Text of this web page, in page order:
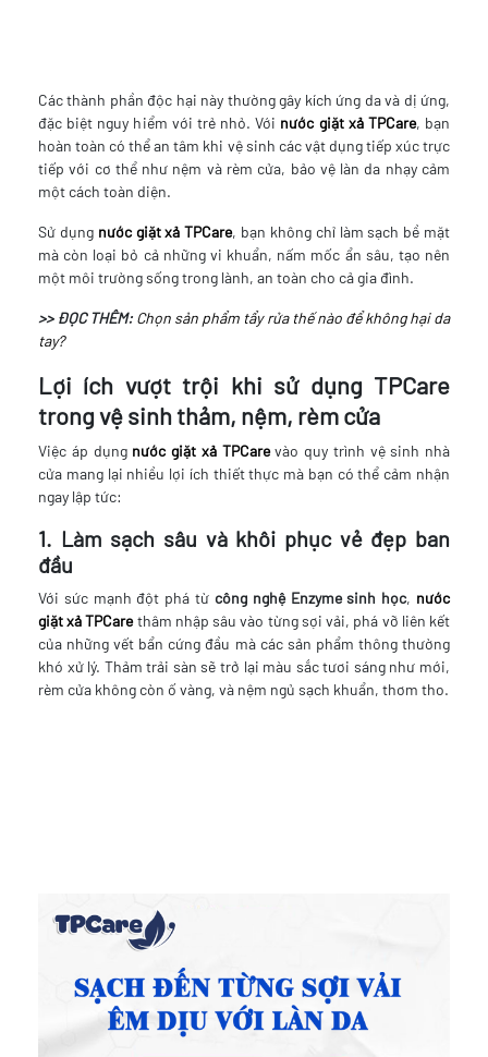
Các thành phần độc hại này thường gây kích ứng da và dị ứng,
đặc biệt nguy hiểm với trẻ nhỏ. Với nước giặt xả TPCare, bạn
hoàn toàn có thể an tâm khi vệ sinh các vật dụng tiếp xúc trực
tiếp với cơ thể như nệm và rèm cửa, bảo vệ làn da nhạy cảm
một cách toàn diện.
Sử dụng nước giặt xả TPCare, bạn không chỉ làm sạch bề mặt
mà còn loại bỏ cả những vi khuẩn, nấm mốc ẩn sâu, tạo nên
một môi trường sống trong lành, an toàn cho cả gia đình.
>> ĐỌC THÊM: Chọn sản phẩm tẩy rửa thế nào để không hại da
tay?
Lợi ích vượt trội khi sử dụng TPCare
trong vệ sinh thảm, nệm, rèm cửa
Việc áp dụng nước giặt xả TPCarevào quy trình vệ sinh nhà
cửa mang lại nhiều lợi ích thiết thực mà bạn có thể cảm nhận
ngay lập tức:
1. Làm sạch sâu và khôi phục vẻ đẹp ban
đầu
Với sức mạnh đột phá từ công nghệ Enzyme sinh học, nước
giặt xả TPCarethâm nhập sâu vào từng sợi vải, phá vỡ liên kết
của những vết bẩn cứng đầu mà các sản phẩm thông thường
khó xử lý. Thảm trải sàn sẽ trở lại màu sắc tươi sáng như mới,
rèm cửa không còn ố vàng, và nệm ngủ sạch khuẩn, thơm tho.